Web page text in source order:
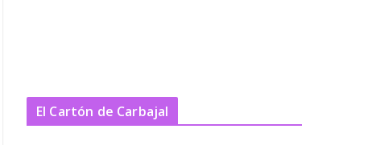
El Cartón de Carbajal